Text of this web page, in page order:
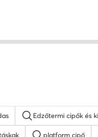
Edzőtermi cipők és
platform cipő